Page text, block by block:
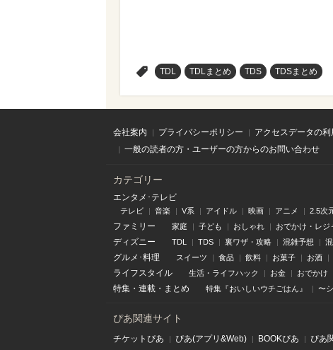
TDL TDLまとめ TDS TDSまとめ
会社案内 プライバシーポリシー アクセスデータの
一般の読者の方・ユーザーの方からのお問い合わせ
カテゴリー
エンタメ･テレビ
テレビ 音楽 V系 アイドル 映画 アニメ 2.5次
ファミリー 家庭 子ども おしゃれ おでかけ・レジ
ディズニー TDL TDS 裏ワザ・攻略 混雑予想
グルメ･料理 スイーツ 食品 飲料 お菓子 お酒
ライフスタイル 生活・ライフハック お金 おでかけ
特集 ・ 連載 ・ まとめ 特集『おいしいウチごはん』 〜
ぴあ関連サイト
チケットぴあ ぴあ(アプリ&Web) BOOKぴあ ぴあ